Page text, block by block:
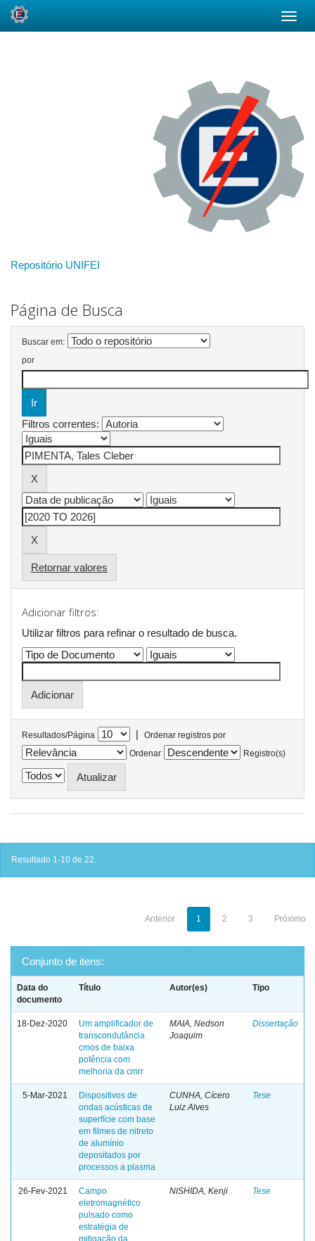
Repositório UNIFEI
Página de Busca
Buscar em:
por
Filtros correntes:
Retornar valores
Adicionar filtros:
Utilizar filtros para refinar o resultado de busca.
Resultados/Página |
Ordenar registros por
Ordenar
Registro(s)
Resultado 1-10 de 22.
Anterior 1 2 3 Próximo
Conjunto de itens:
Data do
documento
Título Autor(es) Tipo
18-Dez-2020
Um amplificador de
transcondutância
cmos de baixa
potência com
melhoria da cmrr
MAIA, Nedson
Joaquim
Dissertação
5-Mar-2021
Dispositivos de
ondas acústicas de
superfície com base
em filmes de nitreto
de alumínio
depositados por
processos a plasma
CUNHA, Cícero
Luiz Alves
Tese
26-Fev-2021
Campo
eletromagnético
pulsado como
estratégia de
mitigação da
NISHIDA, Kenji Tese